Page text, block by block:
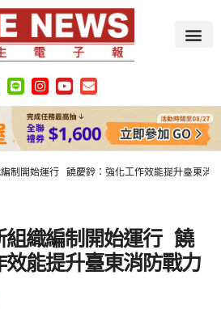
制開始運行 饒慶鈴：強化工作效能提升臺東消
組織編制開始運行 饒
能提升臺東消防戰力